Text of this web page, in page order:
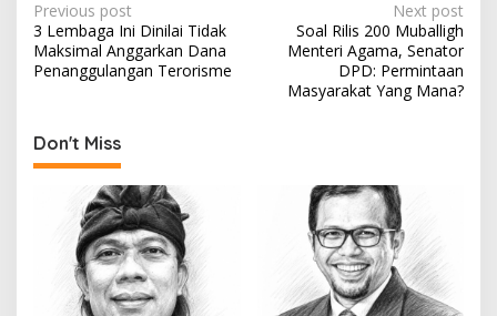
P
o
s
n
a
Previous post
3 Lembaga Ini Dinilai Tidak
Maksimal Anggarkan Dana
Penanggulangan Terorisme
Next post
Soal Rilis 200 Muballigh
Menteri Agama, Senator
DPD: Permintaan
Masyarakat Yang Mana?
Don't Miss